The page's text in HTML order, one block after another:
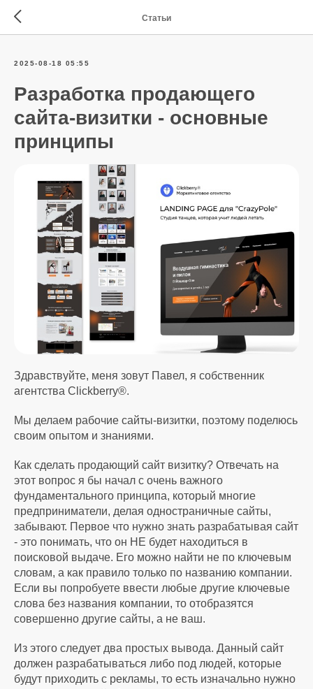
Статьи
2025-08-18 05:55
Разработка продающего
сайта-визитки - основные
принципы
Здравствуйте, меня зовут Павел, я собственник
агентства Clickberry®.
Мы делаем рабочие сайты-визитки, поэтому поделюсь
своим опытом и знаниями.
Как сделать продающий сайт визитку? Отвечать на
этот вопрос я бы начал с очень важного
фундаментального принципа, который многие
предприниматели, делая одностраничные сайты,
забывают. Первое что нужно знать разрабатывая сайт
- это понимать, что он НЕ будет находиться в
поисковой выдаче. Его можно найти не по ключевым
словам, а как правило только по названию компании.
Если вы попробуете ввести любые другие ключевые
слова без названия компании, то отобразятся
совершенно другие сайты, а не ваш.
Из этого следует два простых вывода. Данный сайт
должен разрабатываться либо под людей, которые
будут приходить с рекламы, то есть изначально нужно